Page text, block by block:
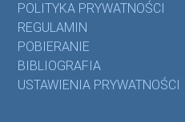
POLITYKA PRYWATNOŚCI
REGULAMIN
POBIERANIE
BIBLIOGRAFIA
USTAWIENIA PRYWATNOŚCI